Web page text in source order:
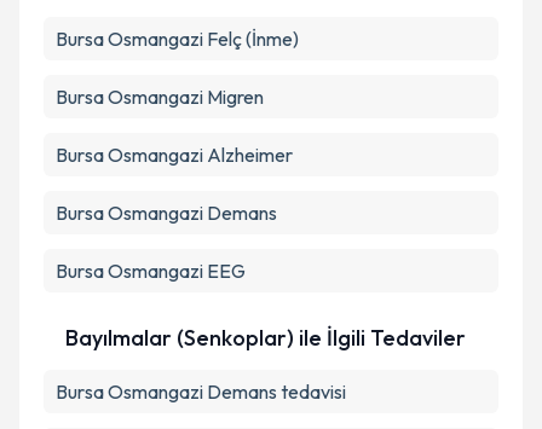
Bursa Osmangazi Felç (İnme)
Bursa Osmangazi Migren
Bursa Osmangazi Alzheimer
Bursa Osmangazi Demans
Bursa Osmangazi EEG
Bayılmalar (Senkoplar) ile İlgili Tedaviler
Bursa Osmangazi Demans tedavisi